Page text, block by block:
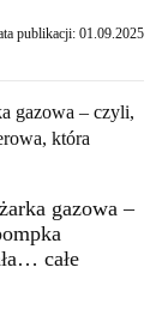
publikacji: 01.09.2025
gazowa –
całe